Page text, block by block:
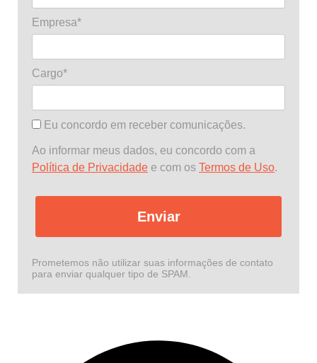
Empresa*
Cargo*
Eu concordo em receber comunicações.
Ao informar meus dados, eu concordo com a
Política de Privacidade e com os Termos de Uso.
Enviar
Prometemos não utilizar suas informações de contato
para enviar qualquer tipo de SPAM.